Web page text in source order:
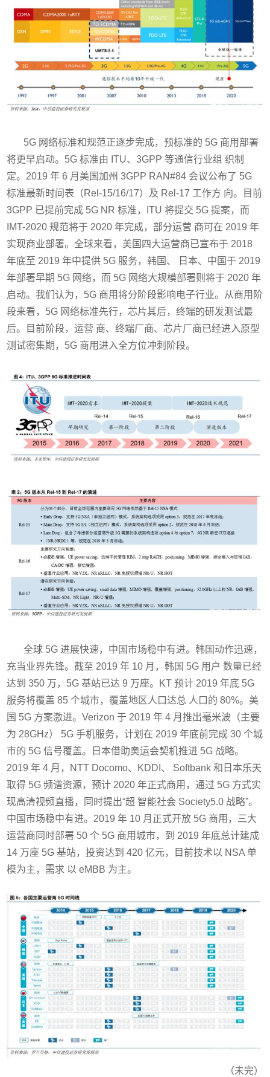
5G 网络标准和规范正逐步完成，预标准的 5G 商用部署
将更早启动。5G 标准由 ITU、3GPP 等通信行业组 织制
定。2019 年 6 月美国加州 3GPP RAN#84 会议公布了 5G
标准最新时间表（Rel-15/16/17）及 Rel-17 工作方 向。目前
3GPP 已提前完成 5G NR 标准，ITU 将提交 5G 提案，而
IMT-2020 规范将于 2020 年完成，部分运营 商可在 2019 年
实现商业部署。全球来看，美国四大运营商已宣布于 2018
年底至 2019 年中提供 5G 服务，韩国、 日本、中国于 2019
年部署早期 5G 网络，而 5G 网络大规模部署则将于 2020 年
启动。我们认为，5G 商用将分阶段影响电子行业。从商用阶
段来看，5G 网络标准先行，芯片其后，终端的研发测试最
后。目前阶段，运营 商、终端厂商、芯片厂商已经进入原型
测试密集期，5G 商用进入全方位冲刺阶段。
全球 5G 进展快速，中国市场稳中有进。韩国动作迅速，
充当业界先锋。截至 2019 年 10 月，韩国 5G 用户 数量已经
达到 350 万，5G 基站已达 9 万座。KT 预计 2019 年底 5G
服务将覆盖 85 个城市，覆盖地区人口达总 人口的 80%。美
国 5G 方案激进。Verizon 于 2019 年 4 月推出毫米波（主要
为 28GHz） 5G 手机服务，计划在 2019 年底前完成 30 个城
市的 5G 信号覆盖。日本借助奥运会契机推进 5G 战略。
2019 年 4 月，NTT Docomo、KDDI、 Softbank 和日本乐天
取得 5G 频谱资源，预计 2020 年正式商用，通过 5G 方式实
现高清视频直播，同时提出“超 智能社会 Society5.0 战略”。
中国市场稳中有进。2019 年 10 月正式开放 5G 商用，三大
运营商同时部署 50 个 5G 商用城市，到 2019 年底总计建成
14 万座 5G 基站，投资达到 420 亿元，目前技术以 NSA 单
模为主，需求 以 eMBB 为主。
（未完）